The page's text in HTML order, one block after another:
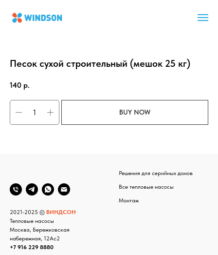
Главная
Песок сухой строительный (мешок 25 кг)
Песок сухой строительный (мешок 25 кг)
140 р.
BUY NOW
2021-2025 © ВИНДСОН
Тепловые насосы
Москва, Бережковская
набережная, 12Ас2
+7 916 229 8880
Решения для серийных домов
Все тепловые насосы
Монтаж